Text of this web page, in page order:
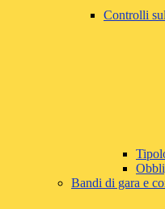
Controlli
Bandi di gara e